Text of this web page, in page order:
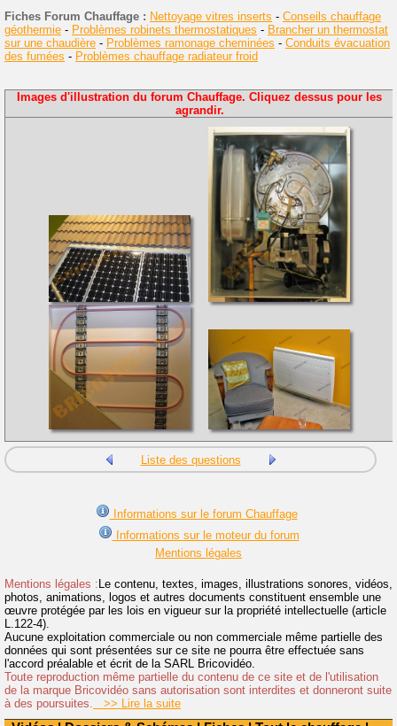
Fiches Forum Chauffage : Nettoyage vitres inserts - Conseils chauffage
géothermie - Problèmes robinets thermostatiques - Brancher un thermostat
sur une chaudière - Problèmes ramonage cheminées - Conduits évacuation
des fumées - Problèmes chauffage radiateur froid
Images d'illustration du forum Chauffage. Cliquez dessus pour les
agrandir.
Liste des questions
Informations sur le forum Chauffage
Informations sur le moteur du forum
Mentions légales
Mentions légales : Le contenu, textes, images, illustrations sonores, vidéos,
photos, animations, logos et autres documents constituent ensemble une
œuvre protégée par les lois en vigueur sur la propriété intellectuelle (article
L.122-4).
Aucune exploitation commerciale ou non commerciale même partielle des
données qui sont présentées sur ce site ne pourra être effectuée sans
l'accord préalable et écrit de la SARL Bricovidéo.
Toute reproduction même partielle du contenu de ce site et de l'utilisation
de la marque Bricovidéo sans autorisation sont interdites et donneront suite
à des poursuites.
>> Lire la suite